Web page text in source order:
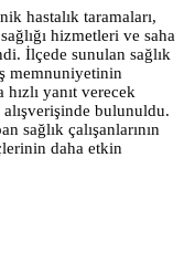
hastalık taramaları,
hizmetleri ve saha
İlçede sunulan sağlık
memnuniyetinin
yanıt verecek
bulunuldu.
sağlık çalışanlarının
daha etkin